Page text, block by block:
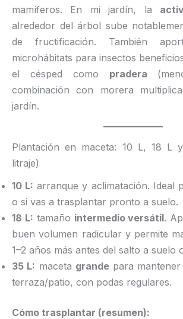
mamíferos. En mi jardín, la
alrededor del árbol sube
de fructificación. También
microhábitats para insectos
el césped como pradera
combinación con morera
jardín.
Plantación en maceta: 10 L, 18 L
litraje)
10 L: arranque y aclimatación. Ideal
o si vas a trasplantar pronto a suelo.
18 L: tamaño intermedio versátil.
buen volumen radicular y permite
1–2 años más antes del salto a suelo
35 L: maceta grandepara mantener
terraza/patio, con podas regulares.
Cómo trasplantar (resumen):